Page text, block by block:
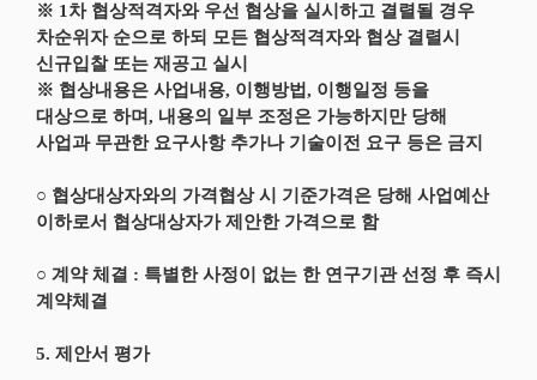
※ 1차 협상적격자와 우선 협상을 실시하고 결렬될 경우
차순위자 순으로 하되 모든 협상적격자와 협상 결렬시
신규입찰 또는 재공고 실시
※ 협상내용은 사업내용, 이행방법, 이행일정 등을
대상으로 하며, 내용의 일부 조정은 가능하지만 당해
사업과 무관한 요구사항 추가나 기술이전 요구 등은 금지
○ 협상대상자와의 가격협상 시 기준가격은 당해 사업예산
이하로서 협상대상자가 제안한 가격으로 함
○ 계약 체결 : 특별한 사정이 없는 한 연구기관 선정 후 즉시
계약체결
5. 제안서 평가